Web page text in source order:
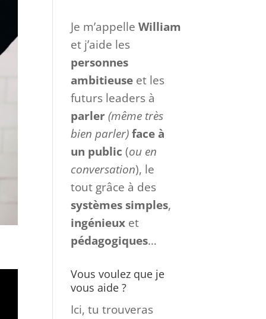
Je m’appelleWilliam
et j’aide les
personnes
ambitieuseet les
futurs leaders à
parler(même très
bien parler)face à
unpublic (ou en
conversation), le
tout grâce à des
ingénieuxet
pédagogiques